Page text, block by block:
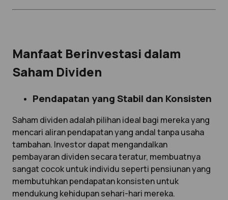
Manfaat Berinvestasi dalam
Saham Dividen
Pendapatan yang Stabil dan Konsisten
Saham dividen adalah pilihan ideal bagi mereka yang
mencari aliran pendapatan yang andal tanpa usaha
tambahan. Investor dapat mengandalkan
pembayaran dividen secara teratur, membuatnya
sangat cocok untuk individu seperti pensiunan yang
membutuhkan pendapatan konsisten untuk
mendukung kehidupan sehari-hari mereka.